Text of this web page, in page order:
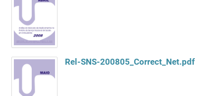
Rel-SNS-200805_Correct_Net.pdf